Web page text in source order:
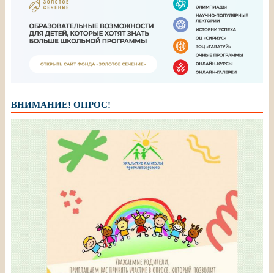
ВНИМАНИЕ! ОПРОС!